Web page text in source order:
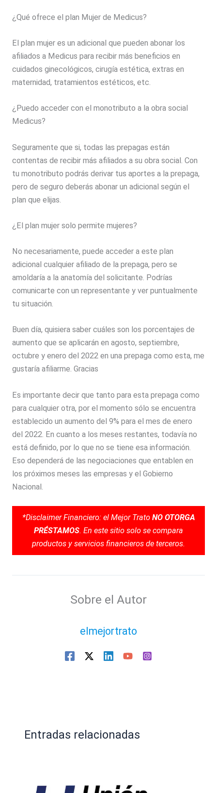
¿Qué ofrece el plan Mujer de Medicus?
El plan mujer es un adicional que pueden abonar los
afiliados a Medicus para recibir más beneficios en
cuidados ginecológicos, cirugía estética, extras en
maternidad, tratamientos estéticos, etc.
¿Puedo acceder con el monotributo a la obra social
Medicus?
Seguramente que si, todas las prepagas están
contentas de recibir más afiliados a su obra social. Con
tu monotributo podrás derivar tus aportes a la prepaga,
pero de seguro deberás abonar un adicional según el
plan que elijas.
¿El plan mujer solo permite mujeres?
No necesariamente, puede acceder a este plan
adicional cualquier afiliado de la prepaga, pero se
amoldaría a la anatomía del solicitante. Podrías
comunicarte con un representante y ver puntualmente
tu situación.
Buen día, quisiera saber cuáles son los porcentajes de
aumento que se aplicarán en agosto, septiembre,
octubre y enero del 2022 en una prepaga como esta, me
gustaría afiliarme. Gracias
Es importante decir que tanto para esta prepaga como
para cualquier otra, por el momento sólo se encuentra
establecido un aumento del 9% para el mes de enero
del 2022. En cuanto a los meses restantes, todavía no
está definido, por lo que no se tiene esa información.
Eso dependerá de las negociaciones que entablen en
los próximos meses las empresas y el Gobierno
Nacional.
*Disclaimer Financiero: el Mejor Trato NO OTORGA
PRÉSTAMOS. En este sitio solo se compara
productos y servicios financieros de terceros.
Sobre el Autor
elmejortrato
Entradas relacionadas